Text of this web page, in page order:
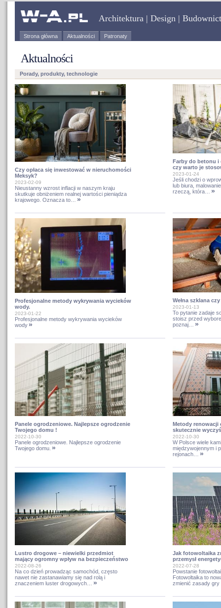
Architektura | Design |
Strona główna Aktualności Patronaty
Aktualności
Porady, produkty, technologie
Czy opłaca się inwestować w nieruchomości
Meksyk?
2023-02-09
Nieustanny wzrost inflacji w naszym kraju
skutkuje obniżeniem realnej wartości pieniądza
krajowego. Oznacza to… »
Farby do betonu i
czy warto je
2023-01-24
Jeśli chodzi o
lub biura,
rzeczą, która…
»
Profesjonalne metody wykrywania wycieków
wody.
2023-01-22
Profesjonalne metody wykrywania wycieków
wody»
Wełna szklana
2023-01-13
To pytanie zadaje
stoisz przed
poznaj…
»
Panele ogrodzeniowe. Najlepsze ogrodzenie
Twojego domu !
2022-10-30
Panele ogrodzeniowe. Najlepsze ogrodzenie
Twojego domu. »
Metody renowacji
skutecznie
2022-10-30
W Polsce wiele
międzywojennym i
rejonach…
»
Lustro drogowe – niewielki przedmiot
mający ogromny wpływ na bezpieczeństwo
2022-08-26
Na co dzień prowadząc samochód, często
nawet nie zastanawiamy się nad rolą i
znaczeniem luster drogowych…
»
Jak fotowoltaika
przemysł
2022-07-28
Powstanie
Fotowoltaika to
zmienić zasady